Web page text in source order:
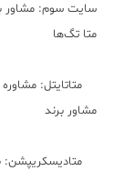
سایت سوم: مشاور
متا تگ‌ها
متاتایتل: مشاوره
مشاور برند